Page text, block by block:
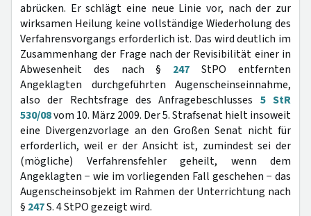
abrücken. Er schlägt eine neue Linie vor, nach der zur
wirksamen Heilung keine vollständige Wiederholung des
Verfahrensvorgangs erforderlich ist. Das wird deutlich im
Zusammenhang der Frage nach der Revisibilität einer in
Abwesenheit des nach § 247 StPO entfernten
Angeklagten durchgeführten Augenscheinseinnahme,
also der Rechtsfrage des Anfragebeschlusses 5 StR
530/08vom 10. März 2009. Der 5. Strafsenat hielt insoweit
eine Divergenzvorlage an den Großen Senat nicht für
erforderlich, weil er der Ansicht ist, zumindest sei der
(mögliche) Verfahrensfehler geheilt, wenn dem
Angeklagten − wie im vorliegenden Fall geschehen − das
Augenscheinsobjekt im Rahmen der Unterrichtung nach
§ 247S. 4 StPO gezeigt wird.